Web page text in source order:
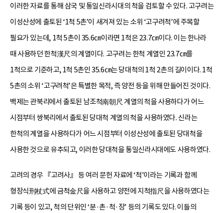
이러한 자료를 통해 삼국 및 통일신라시대의 척을 검토할 수 있다. 고구려는
이성산성에 출토된 ‘1척 5촌’이 새겨져 있는 소위 ‘고구려척’에 주목할
필요가 있는데, 1척 5촌이 35.6㎝이라면 1척은 23.7㎝이다. 이는 한나라
때 사용하던 한척漢尺의 계열이다. 고구려는 한척 계열인 23.7㎝를
1척으로 기준하고, 1척 5촌인 35.6㎝는 당대척의 1척 2촌의 길이이다. 1척
5촌의 소위 ‘고구려척’은 특별한 목적, 즉 양전 등을 위해 만들어진 것이다.
백제는 관북리에서 출토된 남조척南朝尺 계열의 척을 사용하다가 어느
시점부터 쌍북리에서 출토된 당대척 계열의 척을 사용하였다. 신라는
한척의 계열을 사용하다가 어느 시점부터 이성산성에 출토된 당대척을
사용한 것으로 유추되고, 이러한 당대척을 통일신라시대에도 사용하였다.
고려의 경우 『고려사』 등 여러 문헌 자료에 ‘척’이라는 기록과 함께
형장식刑杖式에 금척金尺을 사용하고 양전에 지척指尺을 사용하였다는
기록 등이 있고, 척의 단위인 ‘분·촌·척·장’ 등의 기록도 있다. 이들의